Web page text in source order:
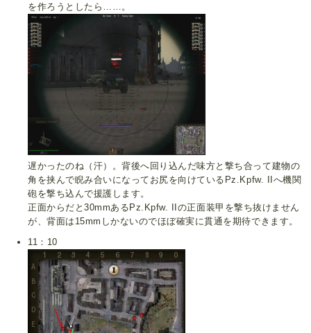
を作ろうとしたら……。
遅かったのね（汗）。背後へ回り込んだ味方と撃ち合って建物の
角を挟んで睨み合いになってお尻を向けているPz.Kpfw. IIへ機関
砲を撃ち込んで援護します。
正面からだと30mmあるPz.Kpfw. IIの正面装甲を撃ち抜けません
が、背面は15mmしかないのでほぼ確実に貫通を期待できます。
11：10